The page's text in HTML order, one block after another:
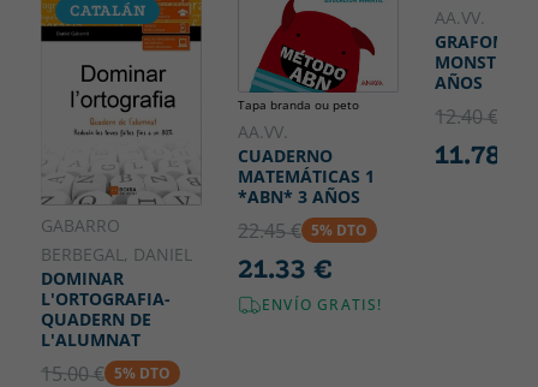
CATALÁN
GABARRO
BERBEGAL, DANIEL
DOMINAR
L'ORTOGRAFIA-
QUADERN DE
L'ALUMNAT
15.00 € 5% DTO
Tapa branda ou peto
AA.VV.
CUADERNO
MATEMÁTICAS 1
*ABN* 3 AÑOS
22.45 € 5% DTO
21.33 €
ENVÍO GRATIS!
AA.VV.
AÑOS
12.40 €
11.78 €